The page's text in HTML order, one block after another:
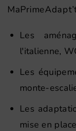
Les
l'italienne,
Les
monte-
Les
mise en